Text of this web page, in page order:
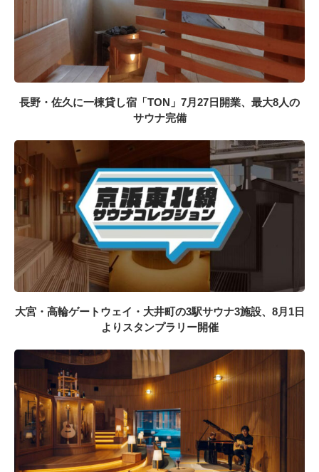
長野・佐久に一棟貸し宿「TON」7月27日開業、最大8人の
サウナ完備
大宮・高輪ゲートウェイ・大井町の3駅サウナ3施設、8月1日
よりスタンプラリー開催